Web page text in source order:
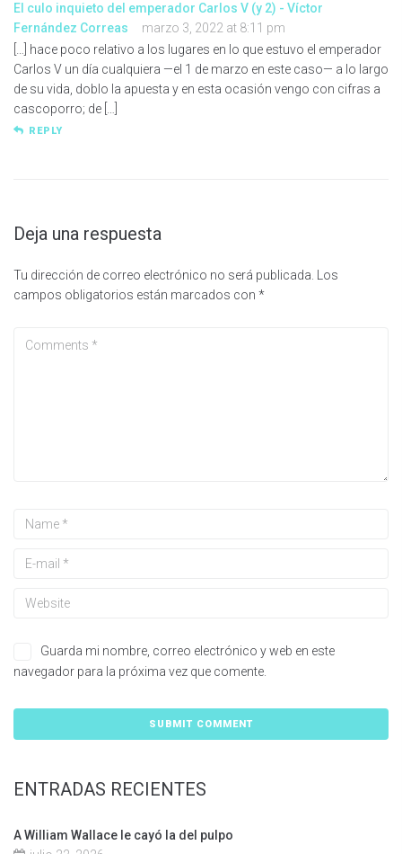
El culo inquieto del emperador Carlos V (y 2) - Víctor
Fernández Correas
marzo 3, 2022 at 8:11 pm
[…] hace poco relativo a los lugares en lo que estuvo el emperador
Carlos V un día cualquiera —el 1 de marzo en este caso— a lo largo
de su vida, doblo la apuesta y en esta ocasión vengo con cifras a
cascoporro; de […]
REPLY
Deja una respuesta
Tu dirección de correo electrónico no será publicada. Los
campos obligatorios están marcados con *
Guarda mi nombre, correo electrónico y web en este
navegador para la próxima vez que comente.
ENTRADAS RECIENTES
A William Wallace le cayó la del pulpo